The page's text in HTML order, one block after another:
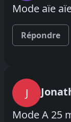
Mode aïe
Répondre
J
Mode A 25